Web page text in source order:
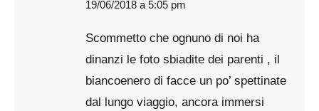
says:
19/06/2018 a 5:05 pm
Scommetto che ognuno di noi ha
dinanzi le foto sbiadite dei parenti , il
biancoenero di facce un po’ spettinate
dal lungo viaggio, ancora immersi